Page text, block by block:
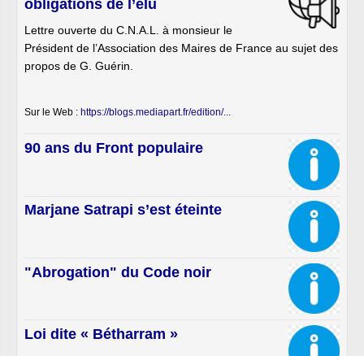
obligations de l’élu
Lettre ouverte du C.N.A.L. à monsieur le
Président de l’Association des Maires de France au sujet des
propos de G. Guérin.
Sur le Web : https://blogs.mediapart.fr/edition/...
90 ans du Front populaire
Marjane Satrapi s’est éteinte
"Abrogation" du Code noir
Loi dite « Bétharram »